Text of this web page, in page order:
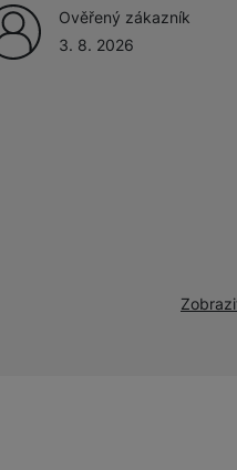
Ověřený zákazník
3. 8. 2026